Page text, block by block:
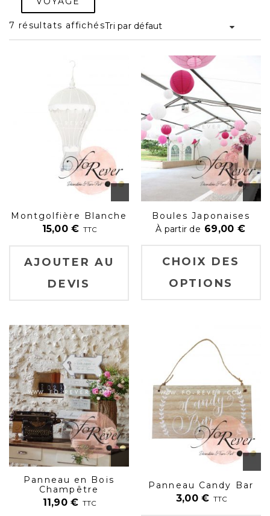
7 résultats affichésTri par défaut
Montgolfière Blanche
15,00€ TTC
AJOUTER AU
DEVIS
Boules Japonaises
À partir de 69,00 €
CHOIX DES
OPTIONS
Panneau en Bois
Champêtre
11,90€ TTC
Panneau Candy Bar
3,00 € TTC